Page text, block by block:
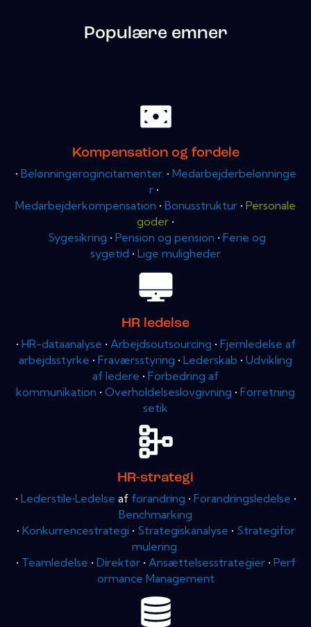
Populære emner
Kompensation og fordele
• Belønningerogincitamenter. • Medarbejderbelønninge
r •
Medarbejderkompensation • Bonusstruktur • Personale
goder •
Sygesikring • Pension og pension • Ferie og
sygetid • Lige muligheder
HR ledelse
• HR-dataanalyse • Arbejdsoutsourcing • Fjernledelse af
arbejdsstyrke • Fraværsstyring • Lederskab • Udvikling
af ledere • Forbedring af
kommunikation • Overholdelseslovgivning • Forretning
setik
HR-strategi
• Lederstile•Ledelse af forandring • Forandringsledelse •
Benchmarking
• Konkurrencestrategi • Strategiskanalyse • Strategifor
mulering
• Teamledelse • Direktør • Ansættelsesstrategier • Perf
ormance Management